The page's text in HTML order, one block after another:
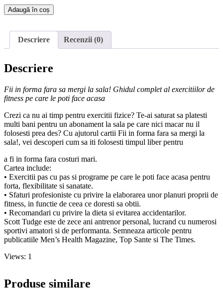
Cantitate
Fii
forma
la
-
Scott
Adaugă în coș
Descriere Recenzii (0)
Descriere
Fii in forma fara sa mergi la sala! Ghidul complet al exercitiilor de
fitness pe care le poti face acasa
Crezi ca nu ai timp pentru exercitii fizice? Te-ai saturat sa platesti
multi bani pentru un abonament la sala pe care nici macar nu il
folosesti prea des? Cu ajutorul cartii Fii in forma fara sa mergi la
sala!, vei descoperi cum sa iti folosesti timpul liber pentru
a fi in forma fara costuri mari.
Cartea include:
• Exercitii pas cu pas si programe pe care le poti face acasa pentru
forta, flexibilitate si sanatate.
• Sfaturi profesioniste cu privire la elaborarea unor planuri proprii de
fitness, in functie de ceea ce doresti sa obtii.
• Recomandari cu privire la dieta si evitarea accidentarilor.
Scott Tudge este de zece ani antrenor personal, lucrand cu numerosi
sportivi amatori si de performanta. Semneaza articole pentru
publicatiile Men’s Health Magazine, Top Sante si The Times.
Views: 1
Produse similare